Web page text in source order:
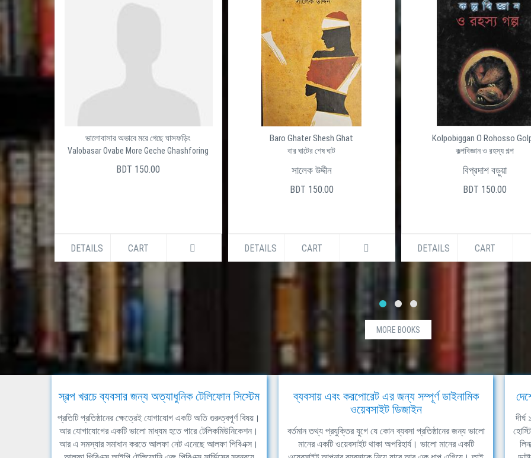
ভালোবাসার অভাবে মরে গেছে ঘাসফড়িং
Valobasar Ovabe More Geche Ghashforing
BDT 150.00
DETAILS CART
Baro Ghater Shesh Ghat
বার ঘাটের শেষ ঘাট
সালেক উদ্দীন
BDT 150.00
DETAILS CART
Kolpobiggan O Rohosso
কল্পবিজ্ঞান ও রহস্য গল্প
বিপ্রদাশ বড়ুয়া
BDT 150.00
DETAILS CART
MORE BOOKS
স্বল্প খরচে ব্যবসার জন্য অত্যাধুনিক টেলিফোন সিস্টেম
প্রতিটি প্রতিষ্ঠানের ক্ষেত্রেই যোগাযোগ একটি অতি গুরুত্বপূর্ণ বিষয়।
আর যোগাযোগের একটি ভালো মাধ্যম হতে পারে টেলিকমিউনিকেশন।
আর এ সমস্যার সমাধান করতে আলফা নেট এনেছে আলফা পিবিএক্স।
ব্যবসায় এবং করপোরেট এর জন্য সম্পূর্ণ ডাইনামিক
ওয়েবসাইট ডিজাইন
বর্তমান তথ্য প্রযুক্তির যুগে যে কোন ব্যবসা প্রতিষ্ঠানের জন্য ভালো
মানের একটি ওয়েবসাইট থাকা অপরিহার্য। ভালো মানের একটি